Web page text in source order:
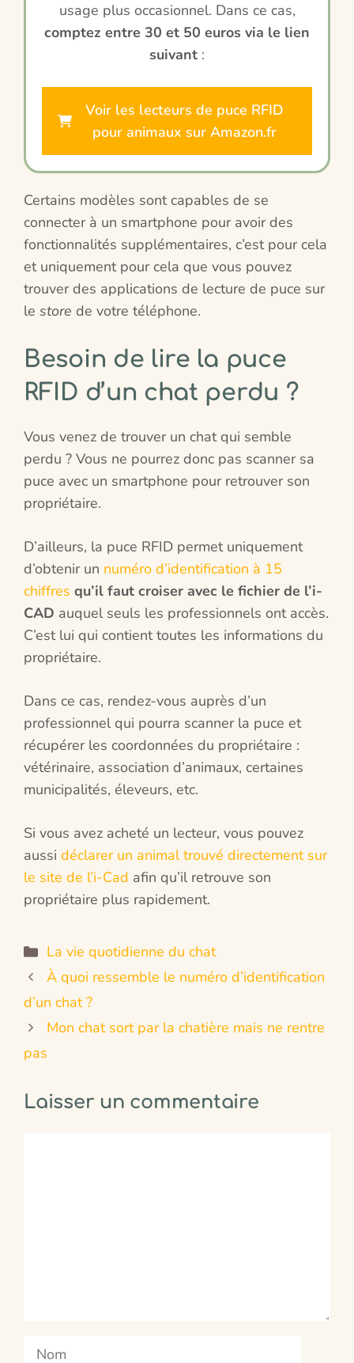
usage plus occasionnel. Dans ce cas,
comptez entre 30 et 50 euros via le lien
suivant :
Voir les lecteurs de puce RFID
pour animaux sur Amazon.fr
Certains modèles sont capables de se
connecter à un smartphone pour avoir des
fonctionnalités supplémentaires, c’est pour cela
et uniquement pour cela que vous pouvez
trouver des applications de lecture de puce sur
le store de votre téléphone.
Besoin de lire la puce
RFID d’un chat perdu ?
Vous venez de trouver un chat qui semble
perdu ? Vous ne pourrez donc pas scanner sa
puce avec un smartphone pour retrouver son
propriétaire.
D’ailleurs, la puce RFID permet uniquement
d’obtenir un numéro d’identification à 15
chiffres qu’il faut croiser avec le fichier de l’i-
CAD auquel seuls les professionnels ont accès.
C’est lui qui contient toutes les informations du
propriétaire.
Dans ce cas, rendez-vous auprès d’un
professionnel qui pourra scanner la puce et
récupérer les coordonnées du propriétaire :
vétérinaire, association d’animaux, certaines
municipalités, éleveurs, etc.
Si vous avez acheté un lecteur, vous pouvez
aussi déclarer un animal trouvé directement sur
le site de l’i-Cad afin qu’il retrouve son
propriétaire plus rapidement.
Catégories
La vie quotidienne du chat
À quoi ressemble le numéro d’identification
d’un chat ?
Mon chat sort par la chatière mais ne rentre
pas
Laisser un commentaire
Nom